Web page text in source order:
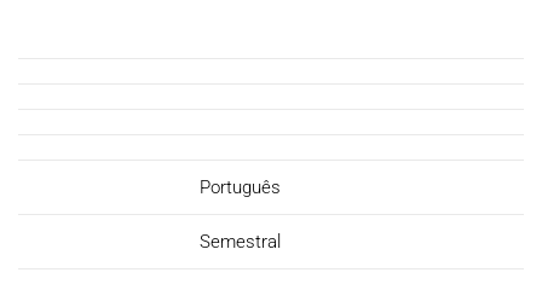
Português
Semestral